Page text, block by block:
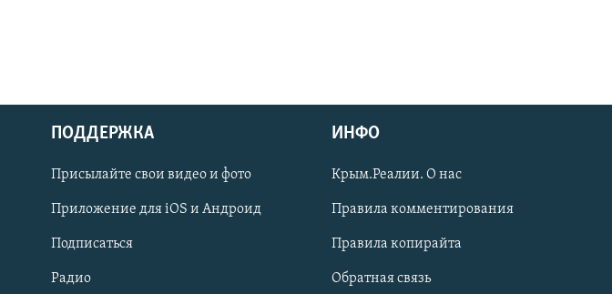
Українською
Qırımtatar
ПРИСОЕДИНЯЙТЕСЬ!
ПОДДЕРЖКА
Присылайте свои видео и фото
Приложение для iOS и Андроид
Подписаться
Радио
ИНФО
Крым.Реалии. О нас
Правила комментирования
Правила копирайта
Обратная связь